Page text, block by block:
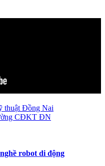
thuật Đồng Nai
CĐKT ĐN
robot di động